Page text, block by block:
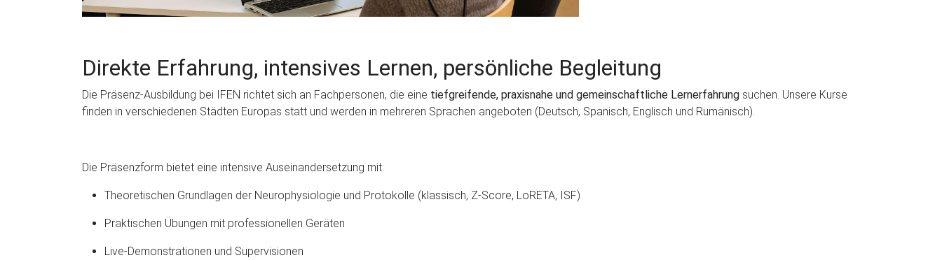
Direkte Erfahrung, intensives Lernen, persönliche Begleitung
Die Präsenz-Ausbildung bei IFEN richtet sich an Fachpersonen, die eine tiefgreifende, praxisnahe und gemeinschaftliche Lernerfahrung suchen. Unsere Kurse
finden in verschiedenen Städten Europas statt und werden in mehreren Sprachen angeboten (Deutsch, Spanisch, Englisch und Rumänisch).
Die Präsenzform bietet eine intensive Auseinandersetzung mit:
Theoretischen Grundlagen der Neurophysiologie und Protokolle (klassisch, Z-Score, LoRETA, ISF)
Praktischen Übungen mit professionellen Geräten
Live-Demonstrationen und Supervisionen